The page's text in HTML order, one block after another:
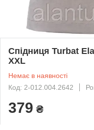
Спідниця Turbat
XXL
Немає в наявності
Код: 2-012.004.2642
379 ₴